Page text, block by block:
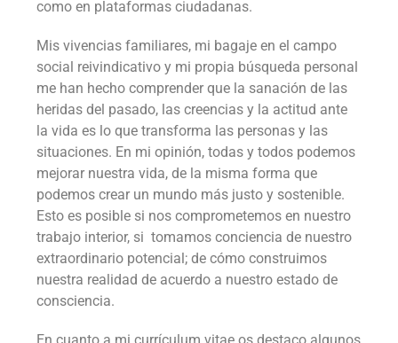
como en plataformas ciudadanas.
Mis vivencias familiares, mi bagaje en el campo
social reivindicativo y mi propia búsqueda personal
me han hecho comprender que la sanación de las
heridas del pasado, las creencias y la actitud ante
la vida es lo que transforma las personas y las
situaciones. En mi opinión, todas y todos podemos
mejorar nuestra vida, de la misma forma que
podemos crear un mundo más justo y sostenible.
Esto es posible si nos comprometemos en nuestro
trabajo interior, si tomamos conciencia de nuestro
extraordinario potencial; de cómo construimos
nuestra realidad de acuerdo a nuestro estado de
consciencia.
En cuanto a mi currículum vitae os destaco algunos